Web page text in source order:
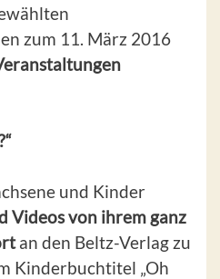
zum 11. März 2016
und Kinder
Videos von ihrem ganz
an den Beltz-Verlag zu
Kinderbuchtitel „Oh